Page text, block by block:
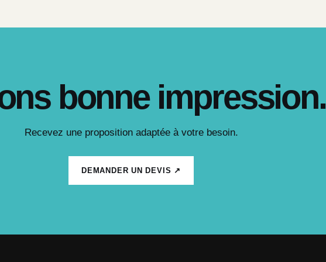
bonne impression.
Recevez une proposition adaptée à votre besoin.
DEMANDER UN DEVIS ↗